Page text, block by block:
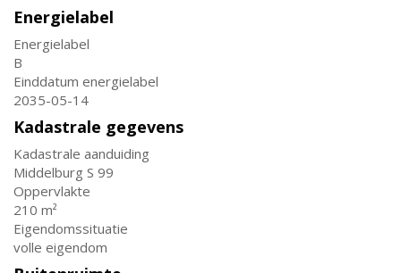
Energielabel
Energielabel
B
Einddatum energielabel
2035-05-14
Kadastrale gegevens
Kadastrale aanduiding
Middelburg S 99
Oppervlakte
210 m²
Eigendomssituatie
volle eigendom